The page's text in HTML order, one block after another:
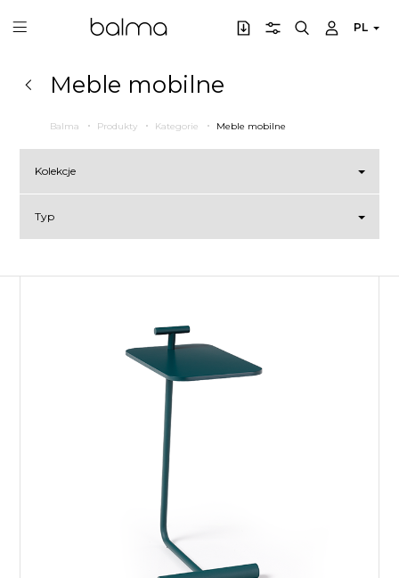
PL
Meble mobilne
Balma Produkty Kategorie Meble mobilne
Kolekcje
Typ